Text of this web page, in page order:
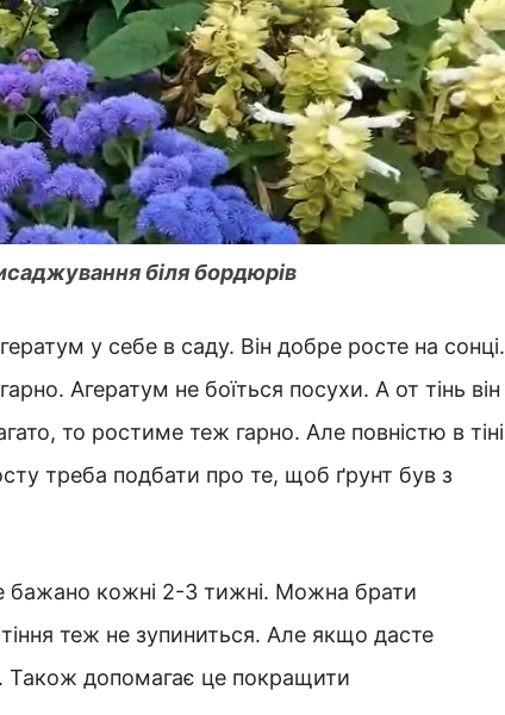
біля бордюрів
у себе в саду. Він добре росте на сонці.
Агератум не боїться посухи. А от тінь він
то ростиме теж гарно. Але повністю в тіні
треба подбати про те, щоб ґрунт був з
бажано кожні 2-3 тижні. Можна брати
теж не зупиниться. Але якщо дасте
Також допомагає це покращити